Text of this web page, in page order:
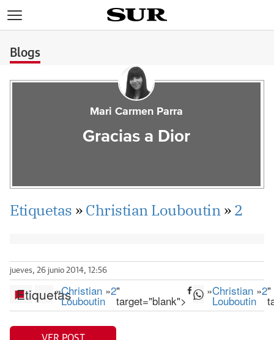
Blogs
Mari Carmen Parra
Gracias a Dior
Etiquetas »Christian Louboutin»2
jueves, 26 junio 2014, 12:56
Etiquetas
»Christian
Louboutin
»2"
target="blank">
»Christian
Louboutin
»2"
VER POST